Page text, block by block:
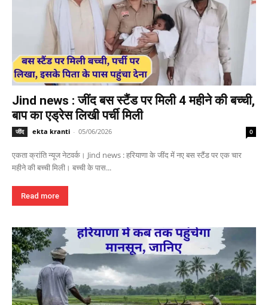
Jind news : जींद बस स्टैंड पर मिली 4 महीने की बच्ची,
बाप का एड्रेस लिखी पर्ची मिली
जींद ekta kranti - 05/06/2026 0
एकता क्रांति न्यूज नेटवर्क। Jind news : हरियाणा के जींद में नए बस स्टैंड पर एक चार
महीने की बच्ची मिली। बच्ची के पास...
Read more